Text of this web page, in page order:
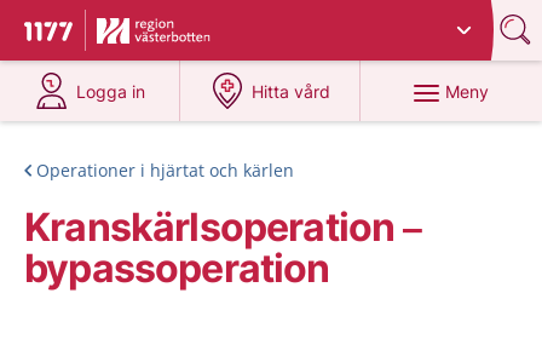
Till startsidan för 1177
Du har valt region
Logga in
på 1177.se
Hitta vård
på 1177.se
Meny
Operationer i hjärtat och kärlen
Kranskärlsoperation –
bypassoperation